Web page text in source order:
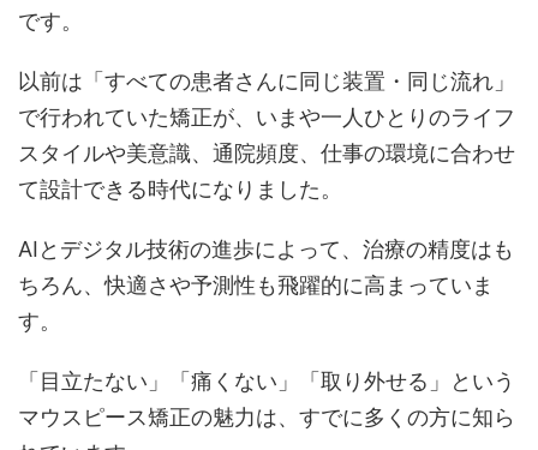
です。
以前は「すべての患者さんに同じ装置・同じ流れ」
で行われていた矯正が、いまや一人ひとりのライフ
スタイルや美意識、通院頻度、仕事の環境に合わせ
て設計できる時代になりました。
AIとデジタル技術の進歩によって、治療の精度はも
ちろん、快適さや予測性も飛躍的に高まっていま
す。
「目立たない」「痛くない」「取り外せる」という
マウスピース矯正の魅力は、すでに多くの方に知ら